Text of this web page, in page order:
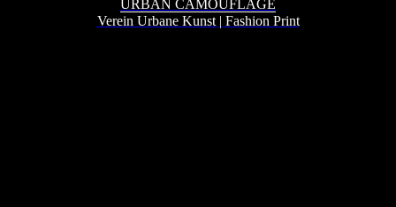
URBAN CAMOUFLAGE
Verein Urbane Kunst | Fashion Print